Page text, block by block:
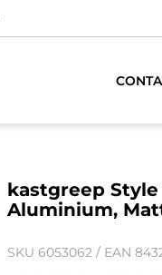
kastgreep Style
Aluminium,
SKU 6053062 / EAN